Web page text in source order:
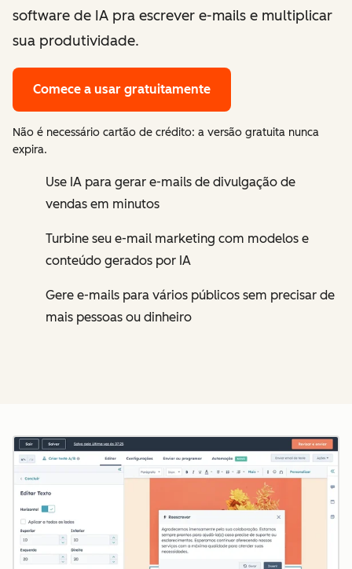
software de IA pra escrever e-mails e multiplicar
sua produtividade.
Comece a usar gratuitamente
Não é necessário cartão de crédito: a versão gratuita nunca
expira.
Use IA para gerar e-mails de divulgação de
vendas em minutos
Turbine seu e-mail marketing com modelos e
conteúdo gerados por IA
Gere e-mails para vários públicos sem precisar de
mais pessoas ou dinheiro